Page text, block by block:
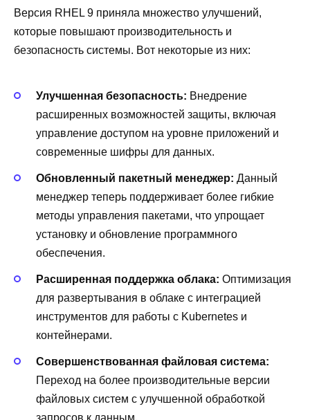
Версия RHEL 9 приняла множество улучшений,
которые повышают производительность и
безопасность системы. Вот некоторые из них:
Улучшенная безопасность: Внедрение
расширенных возможностей защиты, включая
управление доступом на уровне приложений и
современные шифры для данных.
Обновленный пакетный менеджер: Данный
менеджер теперь поддерживает более гибкие
методы управления пакетами, что упрощает
установку и обновление программного
обеспечения.
Расширенная поддержка облака: Оптимизация
для развертывания в облаке с интеграцией
инструментов для работы с Kubernetes и
контейнерами.
Совершенствованная файловая система:
Переход на более производительные версии
файловых систем с улучшенной обработкой